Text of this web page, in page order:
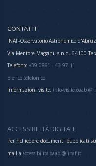
CONTATTI
INAF-Osservatorio Astronomico
Via Mentore Maggini, s.n.c., 64100
Telefono: +39 0861 - 43 97 11
Elenco telefonico
Informazioni visite: info-visite.oaab @
ACCESSIBILITÀ DIGITALE
Per richiedere documenti pubblicati
mail a accessibilita.oaab @ inaf.it